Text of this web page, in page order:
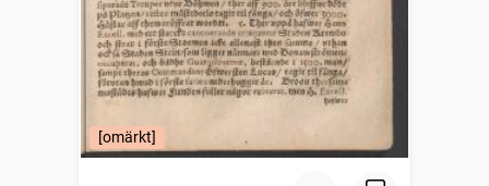
[omärkt]